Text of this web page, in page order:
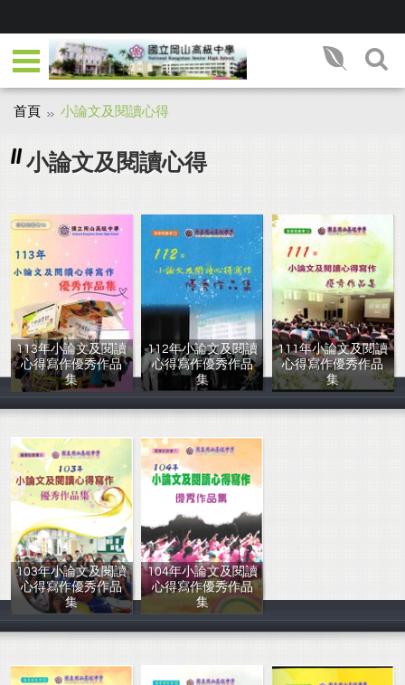
首頁 小論文及閱讀心得
小論文及閱讀心得
113年小論文及閱讀
心得寫作優秀作品
集
圖書館主編
112年小論文及閱讀
心得寫作優秀作品
集
圖書館主編
111年小論文及閱讀
心得寫作優秀作品
集
圖書館主編
103年小論文及閱讀
心得寫作優秀作品
集
圖書館主編
104年小論文及閱讀
心得寫作優秀作品
集
圖書館主編